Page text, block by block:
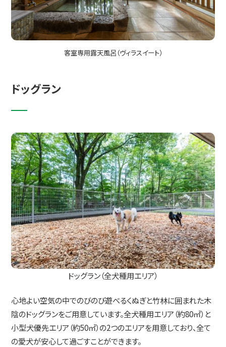
客室専用露天風呂（ヴィラスイート）
ドッグラン
ドッグラン（全犬種用エリア）
心地よい空気の中でのびのび遊べるくぬぎと竹林に囲まれた木
陰のドッグランをご用意しています。全犬種用エリア（約80㎡）と
小型犬優先エリア（約50㎡）の2つのエリアを用意しており、全て
の愛犬が安心して過ごすことができます。